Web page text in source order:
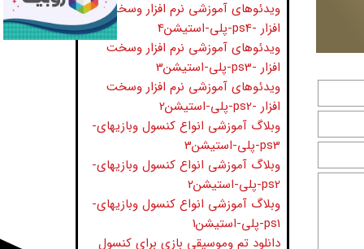
ویدئوهای آموزشی نرم افزار وسخت
افزار -ps4-پلی-استیشن4
ویدئوهای آموزشی نرم افزار وسخت
افزار -ps3-پلی-استیشن3
ویدئوهای آموزشی نرم افزار وسخت
افزار -ps2-پلی-استیشن2
وبلاگ آموزشی انواع کنسول وبازیهای-
ps3-پلی-استیشن3
وبلاگ آموزشی انواع کنسول وبازیهای-
ps2-پلی-استیشن2
وبلاگ آموزشی انواع کنسول وبازیهای-
ps1-پلی-استیشن1
دانلود تم وموسیقی بازی برای کنسول